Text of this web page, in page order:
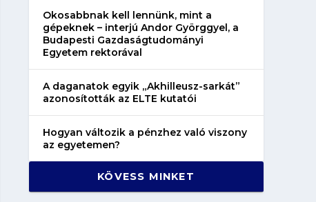
Okosabbnak kell lennünk, mint a
gépeknek – interjú Andor Györggyel, a
Budapesti Gazdaságtudományi
Egyetem rektorával
A daganatok egyik „Akhilleusz-sarkát”
azonosították az ELTE kutatói
Hogyan változik a pénzhez való viszony
az egyetemen?
KÖVESS MINKET